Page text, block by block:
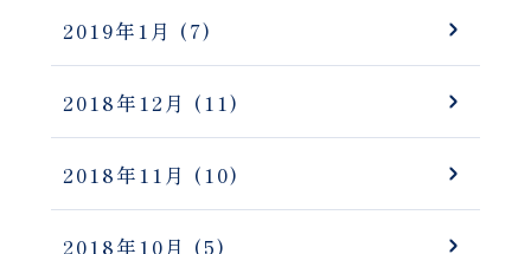
2019年1月 (7)
2018年12月 (11)
2018年11月 (10)
2018年10月 (5)